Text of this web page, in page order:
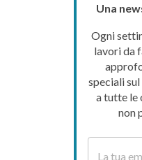
Una
Ogni
lavori da
speciali
a tutte le
non